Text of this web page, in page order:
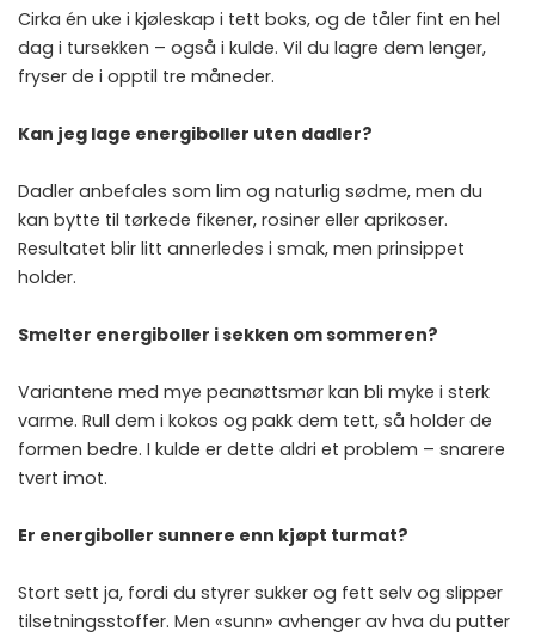
Cirka én uke i kjøleskap i tett boks, og de tåler fint en hel
dag i tursekken – også i kulde. Vil du lagre dem lenger,
fryser de i opptil tre måneder.
Kan jeg lage energiboller uten dadler?
Dadler anbefales som lim og naturlig sødme, men du
kan bytte til tørkede fikener, rosiner eller aprikoser.
Resultatet blir litt annerledes i smak, men prinsippet
holder.
Smelter energiboller i sekken om sommeren?
Variantene med mye peanøttsmør kan bli myke i sterk
varme. Rull dem i kokos og pakk dem tett, så holder de
formen bedre. I kulde er dette aldri et problem – snarere
tvert imot.
Er energiboller sunnere enn kjøpt turmat?
Stort sett ja, fordi du styrer sukker og fett selv og slipper
tilsetningsstoffer. Men «sunn» avhenger av hva du putter